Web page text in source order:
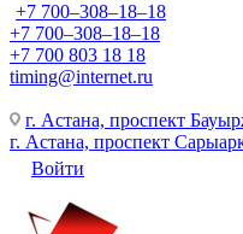
+7 700‒308‒18‒18
+7 700‒308‒18‒18
+7 700 803 18 18
timing@internet.ru
г. Астана, проспект
г. Астана, проспект
Войти